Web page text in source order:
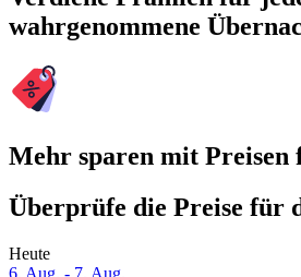
wahrgenommene
Mehr sparen mit
Überprüfe die Preise für
Heute